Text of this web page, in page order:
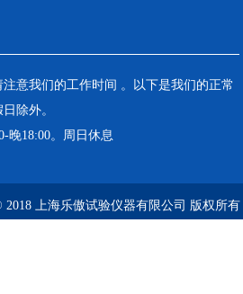
意我们的工作时间 。以下是我们的正常
除外。
晚18:00。周日休息
2018 上海乐傲试验仪器有限公司 版权所